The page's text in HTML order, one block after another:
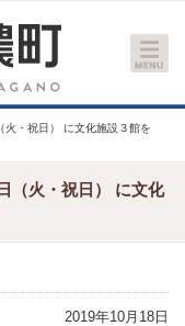
標準 拡大
火・祝日） に文化施設３館を
（火・祝日） に文化
2019年10月18日